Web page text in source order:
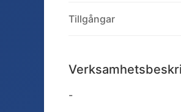
Tillgångar
-